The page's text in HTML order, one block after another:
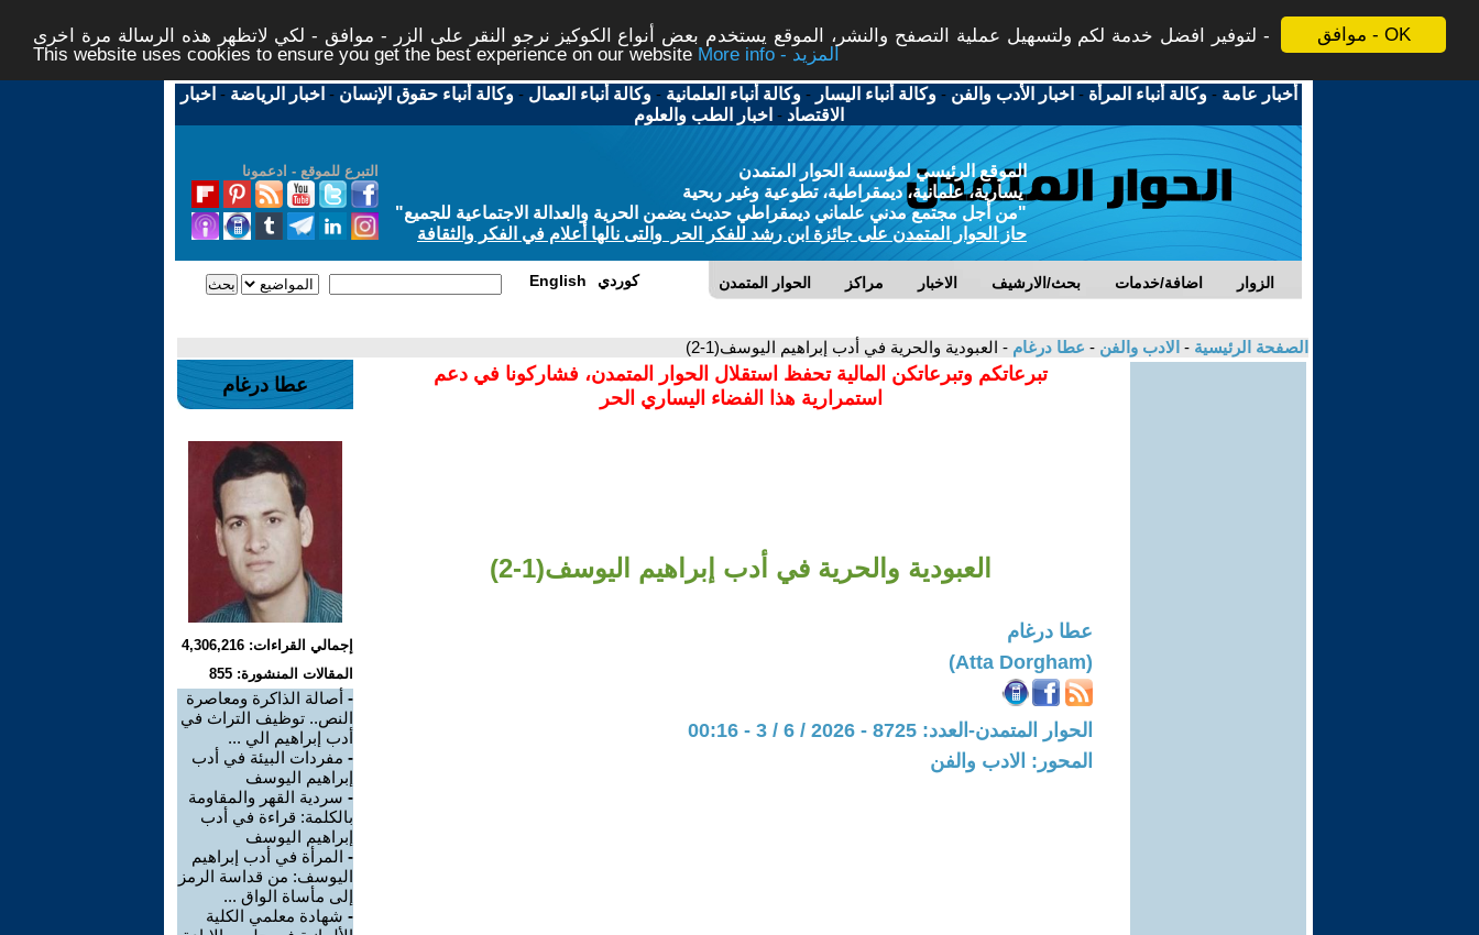
موافق - OK
لتوفير افضل خدمة لكم ولتسهيل عملية التصفح والنشر، الموقع يستخدم بعض أنواع الكوكيز نرجو النقر على الزر - موافق - لكي لاتظهر هذه الرسالة مرة اخرى -
This website uses cookies to ensure you get the best experience on our website
More info - المزيد
أخبار عامة -وكالة أنباء المرأة - اخبار الأدب والفن -وكالة أنباء اليسار -وكالة أنباء العلمانية -وكالة أنباء العمال -وكالة أنباء حقوق الإنسان - اخبار الرياضة - اخبار
الاقتصاد - اخبار الطب والعلوم
التبرع للموقع - ادعمونا
الموقع الرئيسي لمؤسسة الحوار المتمدن
يسارية، علمانية، ديمقراطية، تطوعية وغير ربحية
"من أجل مجتمع مدني علماني ديمقراطي حديث يضمن الحرية والعدالة الاجتماعية للجميع"
حاز الحوار المتمدن على جائزة ابن رشد للفكر الحر والتى نالها أعلام في الفكر والثقافة
الحوار المتمدن مراكز الاخبار بحث/الارشيف اضافة/خدمات الزوار English كوردي
الصفحة الرئيسية - الادب والفن - عطا درغام - العبودية والحرية في أدب إبراهيم اليوسف(1-2)
تبرعاتكم وتبرعاتكن المالية تحفظ استقلال الحوار المتمدن، فشاركونا في دعم
استمرارية هذا الفضاء اليساري الحر
العبودية والحرية في أدب إبراهيم اليوسف(1-2)
عطا درغام
(Atta Dorgham)
الحوار المتمدن-العدد: 8725 - 2026 / 6 / 3 - 00:16
المحور: الادب والفن
عطا درغام
إجمالي القراءات: 4,306,216
المقالات المنشورة: 855
- أصالة الذاكرة ومعاصرة
النص.. توظيف التراث في
أدب إبراهيم الي ...
- مفردات البيئة في أدب
إبراهيم اليوسف
- سردية القهر والمقاومة
بالكلمة: قراءة في أدب
إبراهيم اليوسف
- المرأة في أدب إبراهيم
اليوسف: من قداسة الرمز
إلى مأساة الواق ...
- شهادة معلمي الكلية